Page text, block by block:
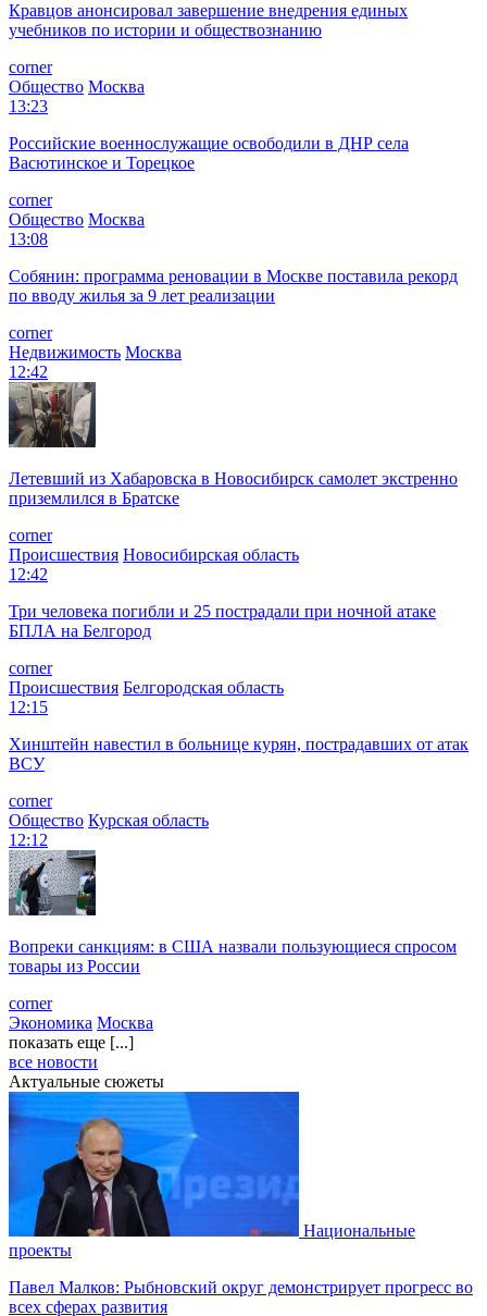
Кравцов анонсировал завершение внедрения единых
учебников по истории и обществознанию
corner
Общество Москва
13:23
Российские военнослужащие освободили в ДНР села
Васютинское и Торецкое
corner
Общество Москва
13:08
Собянин: программа реновации в Москве поставила рекорд
по вводу жилья за 9 лет реализации
corner
Недвижимость Москва
12:42
Летевший из Хабаровска в Новосибирск самолет экстренно
приземлился в Братске
corner
Происшествия Новосибирская область
12:42
Три человека погибли и 25 пострадали при ночной атаке
БПЛА на Белгород
corner
Происшествия Белгородская область
12:15
Хинштейн навестил в больнице курян, пострадавших от атак
ВСУ
corner
Общество Курская область
12:12
Вопреки санкциям: в США назвали пользующиеся спросом
товары из России
corner
Экономика Москва
показать еще [...]
все новости
Актуальные сюжеты
Национальные
проекты
Павел Малков: Рыбновский округ демонстрирует прогресс во
всех сферах развития